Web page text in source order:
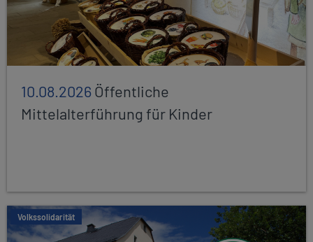
10.08.2026Öffentliche
Mittelalterführung für Kinder
Volkssolidarität